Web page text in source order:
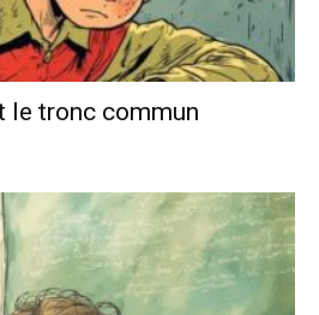
le tronc commun